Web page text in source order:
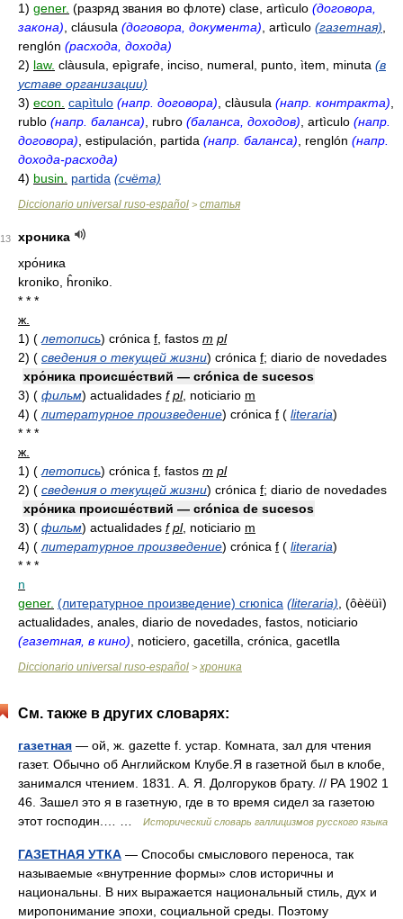
1) gener. (разряд звания во флоте) clase, artìculo (договора,
закона) , cláusula (договора, документа) , artìculo (газетная)
renglón (расхода, дохода)
2) law. clàusula, epìgrafe, inciso, numeral, punto, ìtem, minuta (в
уставе организации)
3) econ. capìtulo (напр. договора) , clàusula (напр. контракта)
rublo (напр. баланса) , rubro (баланса, доходов) , artìculo (напр.
договора) , estipulación, partida (напр. баланса) , renglón (напр.
дохода-расхода)
4) busin. partida (счёта)
Diccionario universal ruso-español > статья
13
хроника
хро́ника
kroniko, ĥroniko.
* * *
ж.
1) ( летопись) crónica f , fastos m pl
2) ( сведения о текущей жизни) crónica f; diario de novedades
хро́ника происше́ствий — crónica de sucesos
3) ( фильм) actualidades f pl, noticiario m
4) ( литературное произведение) crónica f ( literaria)
* * *
ж.
1) ( летопись) crónica f , fastos m pl
2) ( сведения о текущей жизни) crónica f; diario de novedades
хро́ника происше́ствий — crónica de sucesos
3) ( фильм) actualidades f pl, noticiario m
4) ( литературное произведение) crónica f ( literaria)
* * *
n
gener. (литературное произведение) crюnica (literaria) , (ôèëüì)
actualidades, anales, diario de novedades, fastos, noticiario
(газетная, в кино) , noticiero, gacetilla, crónica, gacetlla
Diccionario universal ruso-español > хроника
См. также в других словарях:
газетная — ой, ж. gazette f. устар. Комната, зал для чтения
газет. Обычно об Английском Клубе.Я в газетной был в клобе,
занимался чтением. 1831. А. Я. Долгоруков брату. // РА 1902 1
46. Зашел это я в газетную, где в то время сидел за газетою
этот господин.… …
Исторический словарь галлицизмов русского языка
ГАЗЕТНАЯ УТКА — Способы смыслового переноса, так
называемые «внутренние формы» слов историчны и
национальны. В них выражается национальный стиль, дух и
миропонимание эпохи, социальной среды. Поэтому